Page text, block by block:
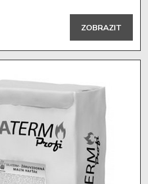
ZOBRAZIT